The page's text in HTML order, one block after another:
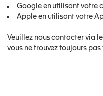
Google en utilisant votre
Apple en utilisant votre
Veuillez nous contacter via
vous ne trouvez toujours pas